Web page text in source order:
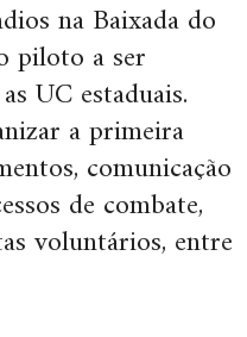
na Baixada do
piloto a ser
UC estaduais.
a primeira
comunicação
de combate,
voluntários, entre